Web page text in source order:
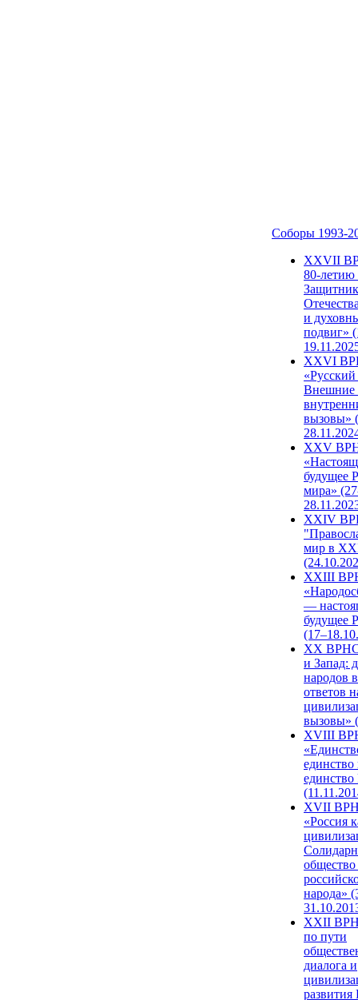
Соборы 1993-
ХХVII
80-
и
подвиг»
XXVI
Внешние
вызовы»
XXV
будущее
мира»
XXIV
мир в
XXIII
—
будущее
XX ВРНС
и Запад:
народов
ответов
вызовы»
XVIII
единство
единство
XVII
«Россия
народа»
XXII
по пути
диалога и
развития